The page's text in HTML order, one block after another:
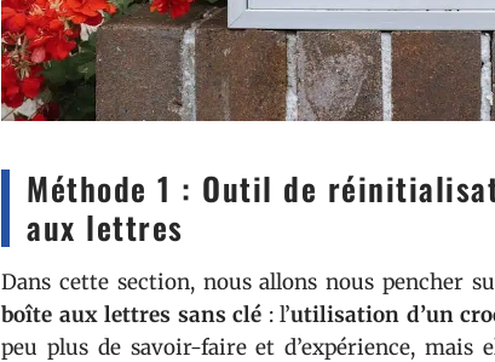
Méthode 1 : Outil de
aux lettres
Dans cette section, nous allons nous pencher
boîte aux lettres sans clé : l’utilisation d’un
peu plus de savoir-faire et d’expérience, mais